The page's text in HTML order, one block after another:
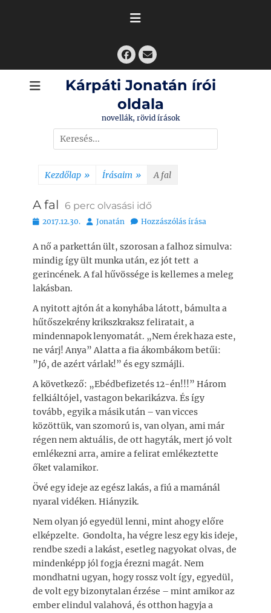
Facebook
Email
Kárpáti Jonatán írói
oldala
novellák, rövid írások
Search
for:
Kezdőlap » Írásaim » A fal
A fal 6 perc olvasási idő
Bejegyezve
2017.12.30. Szerző
Jonatán Hozzászólás írása
A nő a parkettán ült, szorosan a falhoz simulva:
mindig így ült munka után, ez jót tett a
gerincének. A fal hűvössége is kellemes a meleg
lakásban.
A nyitott ajtón át a konyhába látott, bámulta a
hűtőszekrény krikszkraksz feliratait, a
mindennapok lenyomatát. „Nem érek haza este,
ne várj! Anya” Alatta a fia ákombákom betűi:
”Jó, de azért várlak!” és egy szmájli.
A következő: „Ebédbefizetés 12-én!!!” Három
felkiáltójel, vastagon bekarikázva. És így
tovább, egyik a másik után – van vicces
közöttük, van szomorú is, van olyan, ami már
régen nem aktuális, de ott hagyták, mert jó volt
emlékezni arra, amire a felirat emlékeztette
őket valamikor.
Övé egy ideje az egész lakás, a fiú a mamánál
nyaral vidéken. Hiányzik.
Nem olyan jó egyedül lenni, mint ahogy előre
elképzelte. Gondolta, ha végre lesz egy kis ideje,
rendbe szedi a lakást, esetleg nagyokat olvas, de
mindenképp jól fogja érezni magát. Nem
mondhatni ugyan, hogy rossz volt így, egyedül,
de volt egy bizonytalan érzése – mint amikor az
ember elindul valahová, és otthon hagyja a